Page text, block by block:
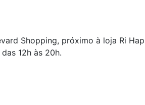
Shopping, próximo à loja Ri
12h às 20h.